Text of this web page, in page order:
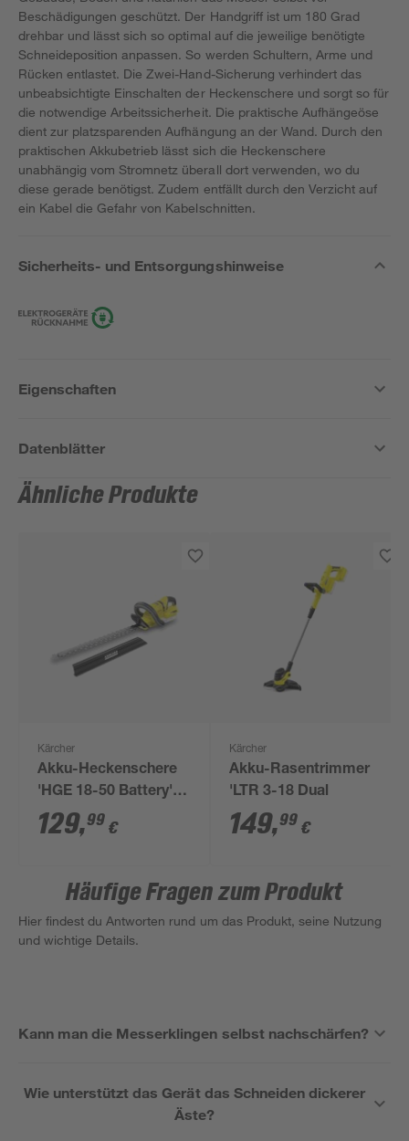
Beschädigungen geschützt. Der Handgriff ist um 180 Grad
drehbar und lässt sich so optimal auf die jeweilige benötigte
Schneideposition anpassen. So werden Schultern, Arme und
Rücken entlastet. Die Zwei-Hand-Sicherung verhindert das
unbeabsichtigte Einschalten der Heckenschere und sorgt so für
die notwendige Arbeitssicherheit. Die praktische Aufhängeöse
dient zur platzsparenden Aufhängung an der Wand. Durch den
praktischen Akkubetrieb lässt sich die Heckenschere
unabhängig vom Stromnetz überall dort verwenden, wo du
diese gerade benötigst. Zudem entfällt durch den Verzicht auf
ein Kabel die Gefahr von Kabelschnitten.
Sicherheits- und Entsorgungshinweise
Eigenschaften
Datenblätter
Ähnliche Produkte
Kärcher
Akku-Heckenschere
'HGE 18-50 Battery'
50 cm 18 V ohne Akku
129,99 €
Kärcher
Akku-Rasentrimmer
'LTR 3-18 Dual
149,99 €
Häufige Fragen zum Produkt
Hier findest du Antworten rund um das Produkt, seine Nutzung
und wichtige Details.
Kann man die Messerklingen selbst nachschärfen?
Wie unterstützt das Gerät das Schneiden dickerer
Äste?